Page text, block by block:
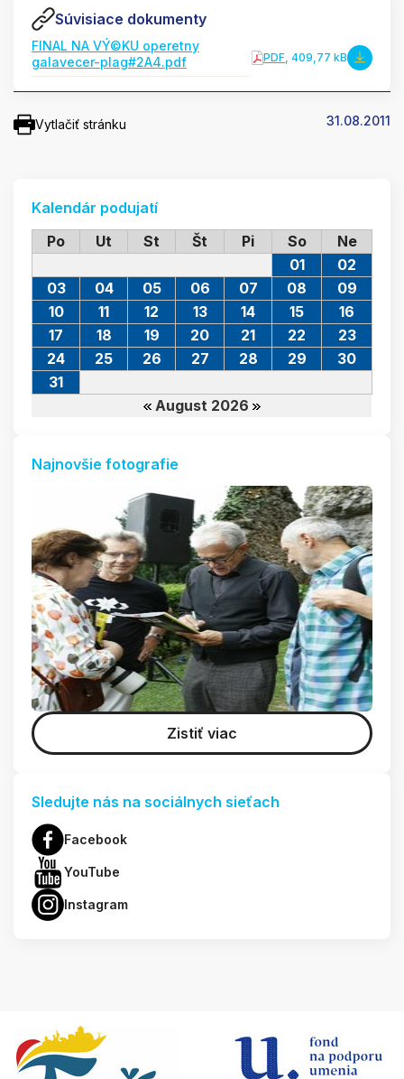
Súvisiace dokumenty
FINAL NA VÝ©KU operetny
galavecer-plag#2A4.pdf
PDF , 409,77 kB
Vytlačiť stránku 31.08.2011
Kalendár podujatí
Po
Ut St Št Pi So Ne
August 2026
01
02
03
04 05 06 07 08
09
10
11 12 13 14 15
16
17
18 19 20 21 22
23
24
25 26 27 28 29
30
31
Najnovšie fotografie
Zistiť viac
Sledujte nás na sociálnych sieťach
Facebook
YouTube
Instagram